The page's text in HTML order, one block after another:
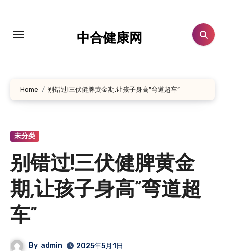
中合健康网
Home 别错过!三伏健脾黄金期,让孩子身高”弯道超车”
未分类
别错过!三伏健脾黄金
期,让孩子身高”弯道超
车”
By admin 2025年5月1日